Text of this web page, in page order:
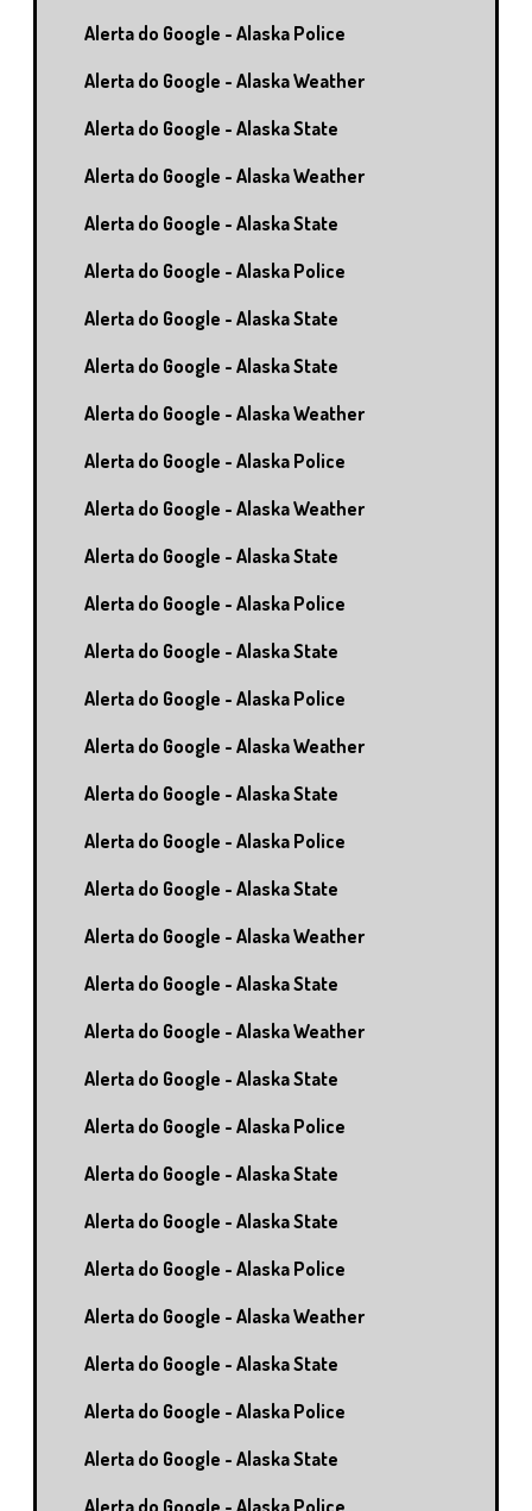
Alerta do Google - Alaska Police
Alerta do Google - Alaska Weather
Alerta do Google - Alaska State
Alerta do Google - Alaska Weather
Alerta do Google - Alaska State
Alerta do Google - Alaska Police
Alerta do Google - Alaska State
Alerta do Google - Alaska State
Alerta do Google - Alaska Weather
Alerta do Google - Alaska Police
Alerta do Google - Alaska Weather
Alerta do Google - Alaska State
Alerta do Google - Alaska Police
Alerta do Google - Alaska State
Alerta do Google - Alaska Police
Alerta do Google - Alaska Weather
Alerta do Google - Alaska State
Alerta do Google - Alaska Police
Alerta do Google - Alaska State
Alerta do Google - Alaska Weather
Alerta do Google - Alaska State
Alerta do Google - Alaska Weather
Alerta do Google - Alaska State
Alerta do Google - Alaska Police
Alerta do Google - Alaska State
Alerta do Google - Alaska State
Alerta do Google - Alaska Police
Alerta do Google - Alaska Weather
Alerta do Google - Alaska State
Alerta do Google - Alaska Police
Alerta do Google - Alaska State